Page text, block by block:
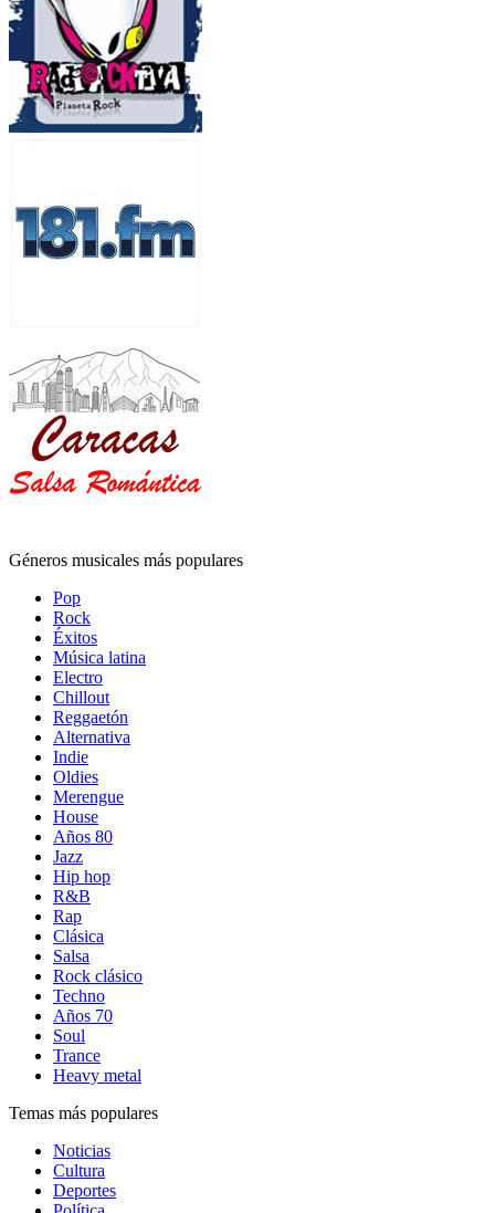
Géneros musicales más populares
Pop
Rock
Éxitos
Música latina
Electro
Chillout
Reggaetón
Alternativa
Indie
Oldies
Merengue
House
Años 80
Jazz
Hip hop
R&B
Rap
Clásica
Salsa
Rock clásico
Techno
Años 70
Soul
Trance
Heavy metal
Temas más populares
Noticias
Cultura
Deportes